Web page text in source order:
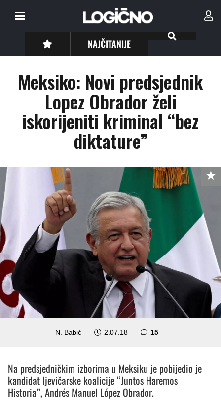
NAJČITANIJE
Meksiko: Novi predsjednik
Lopez Obrador želi
iskorijeniti kriminal “bez
diktature”
N. Babić 2.07.18 15komentara
Na predsjedničkim izborima u Meksiku je pobijedio je
kandidat ljevičarske koalicije “Juntos Haremos
Historia”, Andrés Manuel López Obrador.